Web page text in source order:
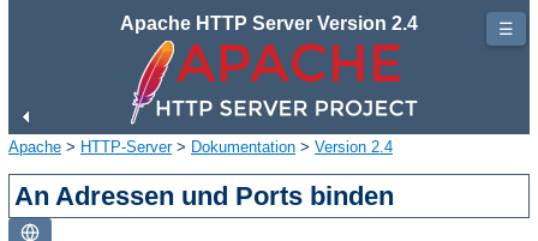
Apache HTTP Server Version 2.4
Apache > HTTP-Server> Dokumentation > Version 2.4
An Adressen und Ports binden
☰